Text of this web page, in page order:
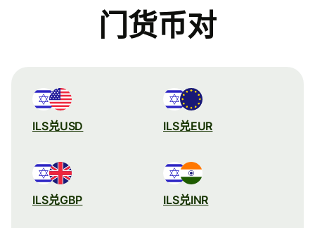
门货币对
ILS兑USD ILS兑EUR
ILS兑GBP ILS兑INR